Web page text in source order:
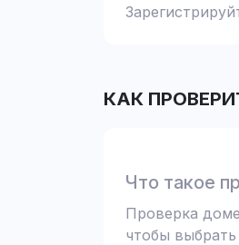
КАК
Что такое
Проверка
чтобы